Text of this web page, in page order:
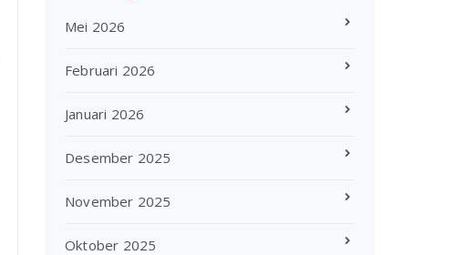
Mei 2026
Februari 2026
Januari 2026
Desember 2025
November 2025
Oktober 2025